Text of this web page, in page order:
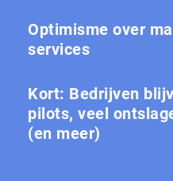
Optimisme over
services
Kort: Bedrijven
pilots, veel
(en meer)